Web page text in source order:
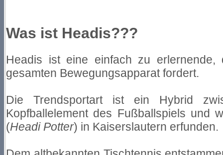
Was ist Headis???
Headis ist eine einfach zu erlernende,
gesamten Bewegungsapparat fordert.
Die Trendsportart ist ein Hybrid
Kopfballelement des Fußballspiels und
(Headi Potter) in Kaiserslautern erfunden.